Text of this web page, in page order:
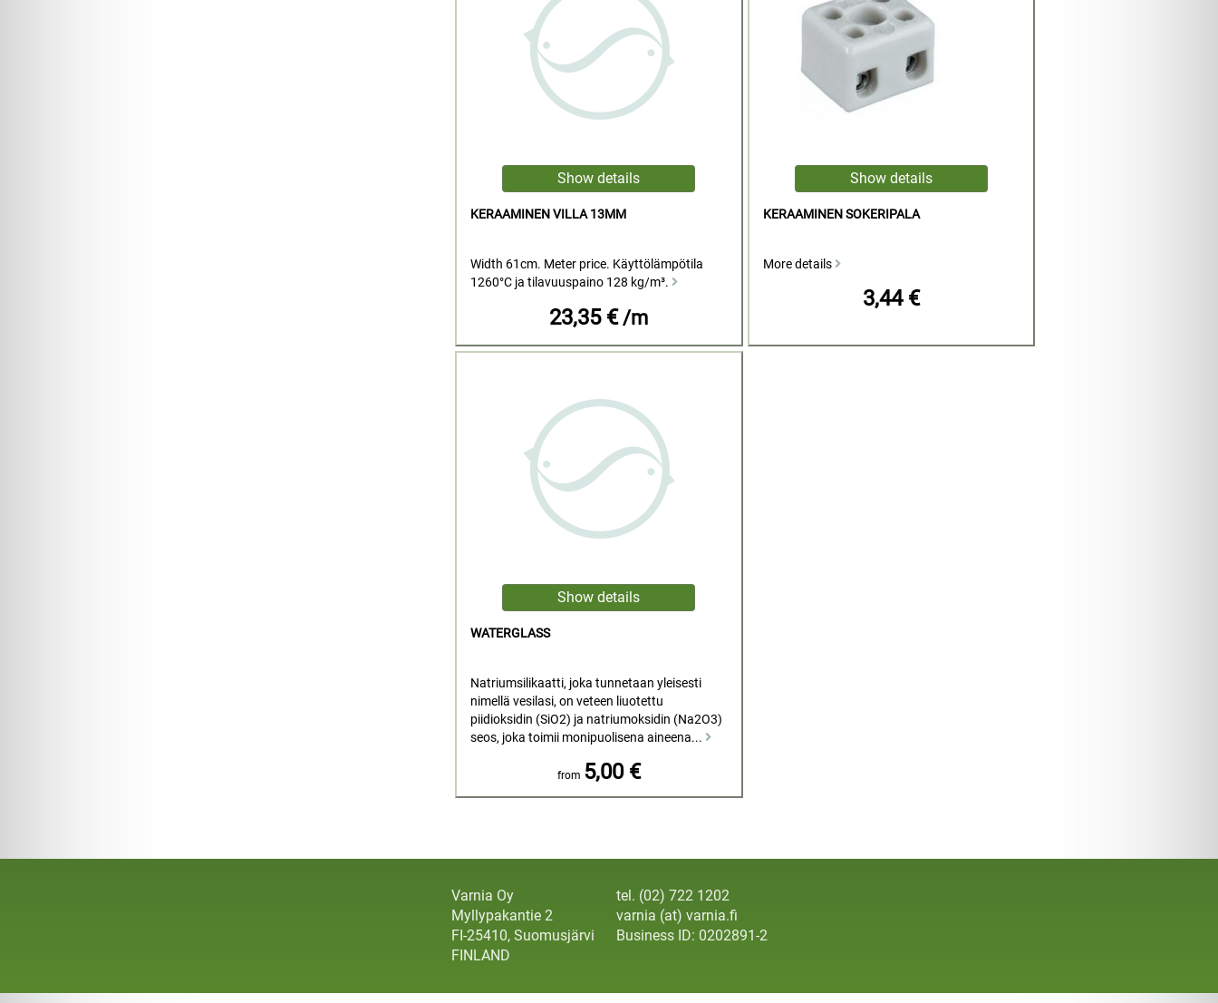
KERAAMINEN VILLA 13MM
Width 61cm. Meter price. Käyttölämpötila
1260°C ja tilavuuspaino 128 kg/m³.
23,35 € /m
KERAAMINEN SOKERIPALA
More details
3,44 €
WATERGLASS
Natriumsilikaatti, joka tunnetaan yleisesti
nimellä vesilasi, on veteen liuotettu
piidioksidin (SiO2) ja natriumoksidin (Na2O3)
seos, joka toimii monipuolisena aineena...
from 5,00 €
Varnia Oy
Myllypakantie 2
FI-25410, Suomusjärvi
FINLAND
tel. (02) 722 1202
varnia (at) varnia.fi
Business ID: 0202891-2